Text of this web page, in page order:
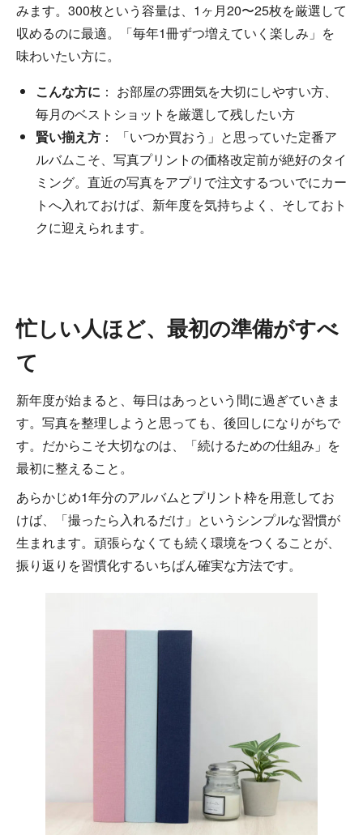
みます。300枚という容量は、1ヶ月20〜25枚を厳選して
収めるのに最適。「毎年1冊ずつ増えていく楽しみ」を
味わいたい方に。
こんな方に ： お部屋の雰囲気を大切にしやすい方、
毎月のベストショットを厳選して残したい方
賢い揃え方 ： 「いつか買おう」と思っていた定番ア
ルバムこそ、写真プリントの価格改定前が絶好のタイ
ミング。直近の写真をアプリで注文するついでにカー
トへ入れておけば、新年度を気持ちよく、そしておト
クに迎えられます。
忙しい人ほど、最初の準備がすべ
て
新年度が始まると、毎日はあっという間に過ぎていきま
す。写真を整理しようと思っても、後回しになりがちで
す。だからこそ大切なのは、「続けるための仕組み」を
最初に整えること。
あらかじめ1年分のアルバムとプリント枠を用意してお
けば、「撮ったら入れるだけ」というシンプルな習慣が
生まれます。頑張らなくても続く環境をつくることが、
振り返りを習慣化するいちばん確実な方法です。